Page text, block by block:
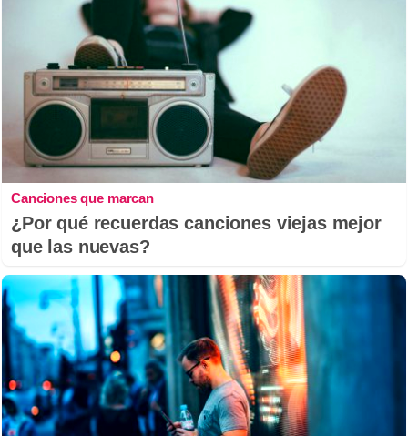
Canciones que marcan
¿Por qué recuerdas canciones viejas mejor
que las nuevas?